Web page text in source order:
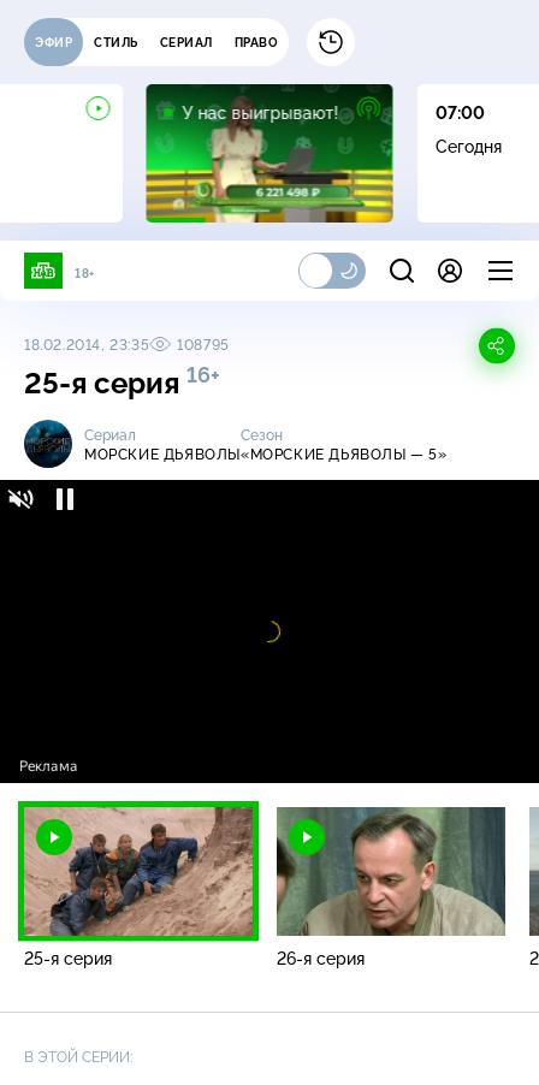
ЭФИР СТИЛЬ СЕРИАЛ ПРАВО
У нас выигрывают!
12+
07:00
Сегодня
18+
18.02.2014, 23:35 108795
25-я серия 16+
Сериал
МОРСКИЕ ДЬЯВОЛЫ
Сезон
«МОРСКИЕ ДЬЯВОЛЫ — 5»
Видео
проигрыватель
25-я серия 26-я серия
В ЭТОЙ СЕРИИ: